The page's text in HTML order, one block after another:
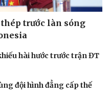
trước làn sóng
hài hước trước trận ĐT
đội hình đẳng cấp thế